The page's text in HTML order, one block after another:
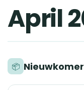
April
📦